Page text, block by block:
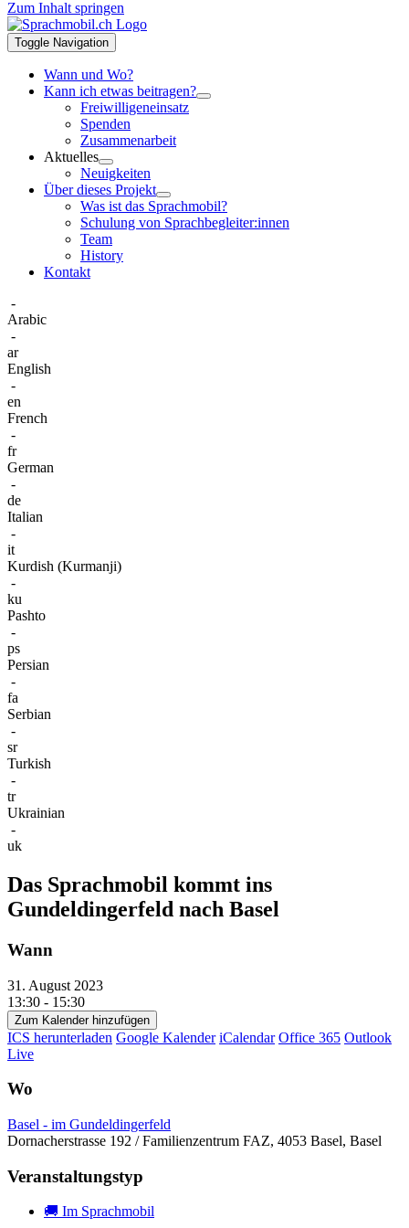
Zum Inhalt springen
Toggle Navigation
Wann und Wo?
Kann ich etwas beitragen?
Freiwilligeneinsatz
Spenden
Zusammenarbeit
Aktuelles
Neuigkeiten
Über dieses Projekt
Was ist das Sprachmobil?
Schulung von Sprachbegleiter:innen
Team
History
Kontakt
-
Arabic
-
ar
English
-
en
French
-
fr
German
-
de
Italian
-
it
Kurdish (Kurmanji)
-
ku
Pashto
-
ps
Persian
-
fa
Serbian
-
sr
Turkish
-
tr
Ukrainian
-
uk
Das Sprachmobil kommt ins
Gundeldingerfeld nach Basel
Wann
31. August 2023
13:30 - 15:30
Zum Kalender hinzufügen
ICS herunterladen Google Kalender iCalendar Office 365 Outlook
Live
Wo
Basel - im Gundeldingerfeld
Dornacherstrasse 192 / Familienzentrum FAZ, 4053 Basel, Basel
Veranstaltungstyp
🚚 Im Sprachmobil